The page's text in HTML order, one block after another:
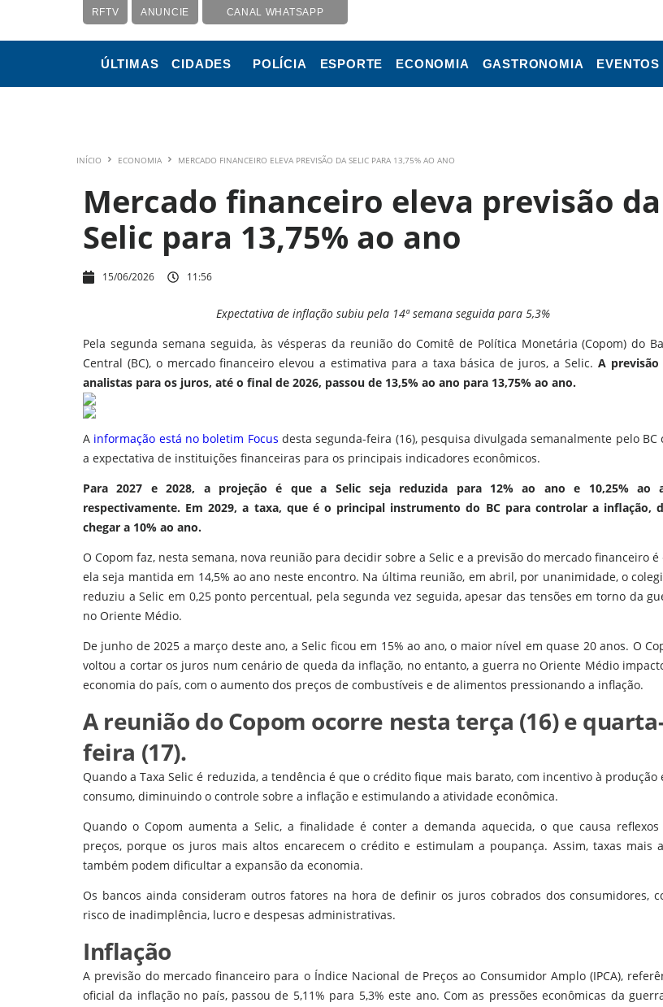
RFTV ANUNCIE CANAL WHATSAPP
ÚLTIMAS CIDADES POLÍCIA ESPORTE ECONOMIA GASTRONOMIA EVENTOS
INÍCIO ECONOMIA MERCADO FINANCEIRO ELEVA PREVISÃO DA SELIC PARA 13,75% AO ANO
Mercado financeiro eleva previsão da
Selic para 13,75% ao ano
15/06/2026 11:56
Expectativa de inflação subiu pela 14ª semana seguida para 5,3%
Pela segunda semana seguida, às vésperas da reunião do Comitê de Política Monetária (Copom) do
Central (BC), o mercado financeiro elevou a estimativa para a taxa básica de juros, a Selic. A previsão
analistas para os juros, até o final de 2026, passou de 13,5% ao ano para 13,75% ao ano.
A informação está no boletim Focus desta segunda-feira (16), pesquisa divulgada semanalmente pelo BC
a expectativa de instituições financeiras para os principais indicadores econômicos.
Para 2027 e 2028, a projeção é que a Selic seja reduzida para 12% ao ano e 10,25% ao
respectivamente. Em 2029, a taxa, que é o principal instrumento do BC para controlar a inflação,
chegar a 10% ao ano.
O Copom faz, nesta semana, nova reunião para decidir sobre a Selic e a previsão do mercado financeiro é
ela seja mantida em 14,5% ao ano neste encontro. Na última reunião, em abril, por unanimidade, o
reduziu a Selic em 0,25 ponto percentual, pela segunda vez seguida, apesar das tensões em torno da
no Oriente Médio.
De junho de 2025 a março deste ano, a Selic ficou em 15% ao ano, o maior nível em quase 20 anos. O
voltou a cortar os juros num cenário de queda da inflação, no entanto, a guerra no Oriente Médio
economia do país, com o aumento dos preços de combustíveis e de alimentos pressionando a inflação.
A reunião do Copom ocorre nesta terça (16) e
feira (17).
Quando a Taxa Selic é reduzida, a tendência é que o crédito fique mais barato, com incentivo à produção
consumo, diminuindo o controle sobre a inflação e estimulando a atividade econômica.
Quando o Copom aumenta a Selic, a finalidade é conter a demanda aquecida, o que causa reflexos
preços, porque os juros mais altos encarecem o crédito e estimulam a poupança. Assim, taxas mais
também podem dificultar a expansão da economia.
Os bancos ainda consideram outros fatores na hora de definir os juros cobrados dos consumidores,
risco de inadimplência, lucro e despesas administrativas.
Inflação
A previsão do mercado financeiro para o Índice Nacional de Preços ao Consumidor Amplo (IPCA),
oficial da inflação no país, passou de 5,11% para 5,3% este ano. Com as pressões econômicas da